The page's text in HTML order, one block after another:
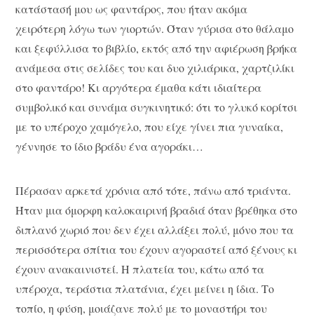
κατάστασή μου ως φαντάρος, που ήταν ακόμα
χειρότερη λόγω των γιορτών. Όταν γύρισα στο θάλαμο
και ξεφύλλισα το βιβλίο, εκτός από την αφιέρωση βρήκα
ανάμεσα στις σελίδες του και δυο χιλιάρικα, χαρτζιλίκι
στο φαντάρο! Κι αργότερα έμαθα κάτι ιδιαίτερα
συμβολικό και συνάμα συγκινητικό: ότι το γλυκό κορίτσι
με το υπέροχο χαμόγελο, που είχε γίνει πια γυναίκα,
γέννησε το ίδιο βράδυ ένα αγοράκι…
Πέρασαν αρκετά χρόνια από τότε, πάνω από τριάντα.
Ήταν μια όμορφη καλοκαιρινή βραδιά όταν βρέθηκα στο
διπλανό χωριό που δεν έχει αλλάξει πολύ, μόνο που τα
περισσότερα σπίτια του έχουν αγοραστεί από ξένους κι
έχουν ανακαινιστεί. Η πλατεία του, κάτω από τα
υπέροχα, τεράστια πλατάνια, έχει μείνει η ίδια. Το
τοπίο, η φύση, μοιάζανε πολύ με το μοναστήρι του